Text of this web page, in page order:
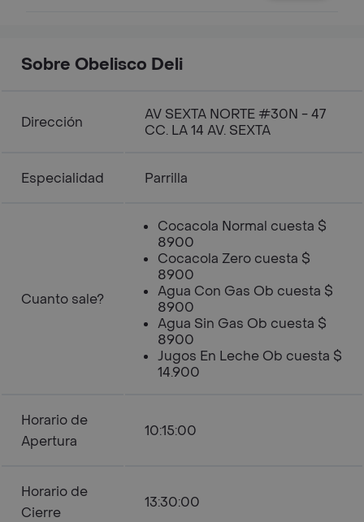
Sobre Obelisco Deli
Dirección
AV SEXTA NORTE #30N - 47
CC. LA 14 AV. SEXTA
Especialidad Parrilla
Cuanto sale?
Cocacola Normal cuesta $
8900
Cocacola Zero cuesta $
8900
Agua Con Gas Ob cuesta $
8900
Agua Sin Gas Ob cuesta $
8900
Jugos En Leche Ob cuesta $
14.900
Horario de
Apertura
10:15:00
Horario de
Cierre
13:30:00